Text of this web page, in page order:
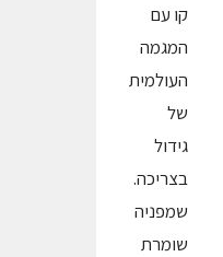
קו עם
המגמה
העולמית
של
גידול
בצריכה.
שמפניה
שומרת